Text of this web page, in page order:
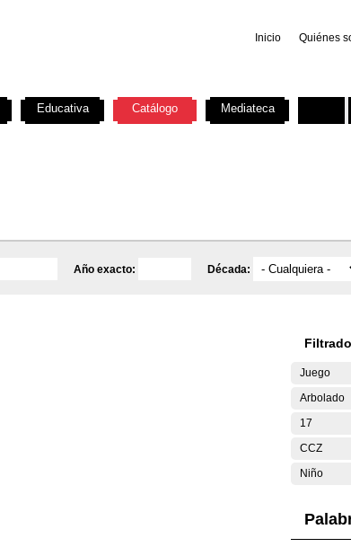
Inicio Quiénes
Año exacto: Década:
Juego
Arbolado
17
CCZ
Niño
Educativa Catálogo Mediateca